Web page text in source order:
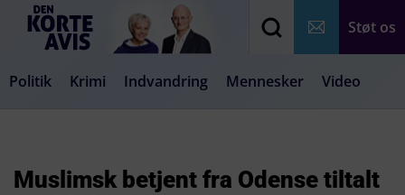
Støt os
Politik Krimi Indvandring Mennesker Video
Muslimsk betjent fra Odense tiltalt